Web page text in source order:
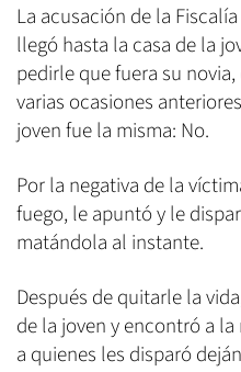
La acusación de la
llegó hasta la casa de la
pedirle que fuera su
varias ocasiones
joven fue la misma: No.
Por la negativa de la
fuego, le apuntó y le
matándola al instante.
Después de quitarle la
de la joven y encontró a
a quienes les disparó